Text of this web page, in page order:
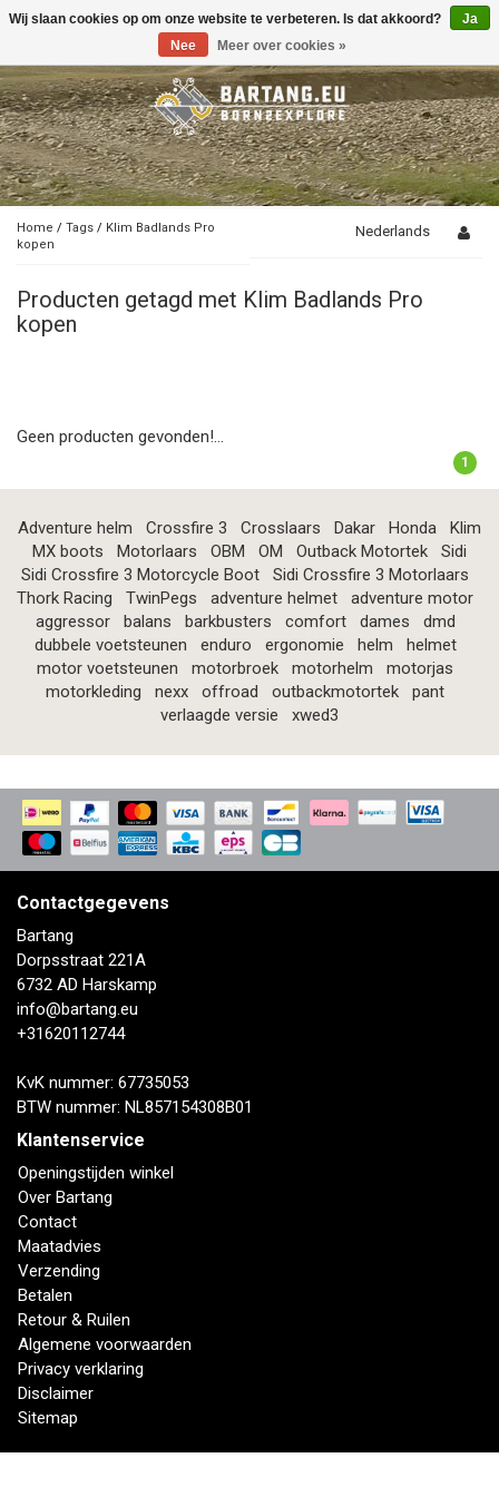
Toggle
Home / Tags / Klim Badlands Pro
kopen
Nederlands
Producten getagd met Klim Badlands Pro
kopen
Geen producten gevonden!...
1
Adventure helm Crossfire 3 Crosslaars Dakar Honda
Klim
MX boots
Motorlaars OBM OM Outback Motortek
Sidi
Sidi Crossfire 3 Motorcycle Boot
Sidi Crossfire 3 Motorlaars
Thork Racing
TwinPegs adventure helmet
adventure motor
aggressor
balans barkbusters comfort dames
dmd
dubbele voetsteunen
enduro ergonomie helm
helmet
motor voetsteunen
motorbroek motorhelm
motorjas
motorkleding
nexx offroad outbackmotortek
pant
verlaagde versie
xwed3
Contactgegevens
Bartang
Dorpsstraat 221A
6732 AD Harskamp
info@bartang.eu
+31620112744
KvK nummer: 67735053
BTW nummer: NL857154308B01
Klantenservice
Openingstijden winkel
Over Bartang
Contact
Maatadvies
Verzending
Betalen
Retour & Ruilen
Algemene voorwaarden
Privacy verklaring
Disclaimer
Sitemap
Wij slaan cookies op om onze website te verbeteren. Is dat akkoord?
Ja
Nee
Meer over cookies »